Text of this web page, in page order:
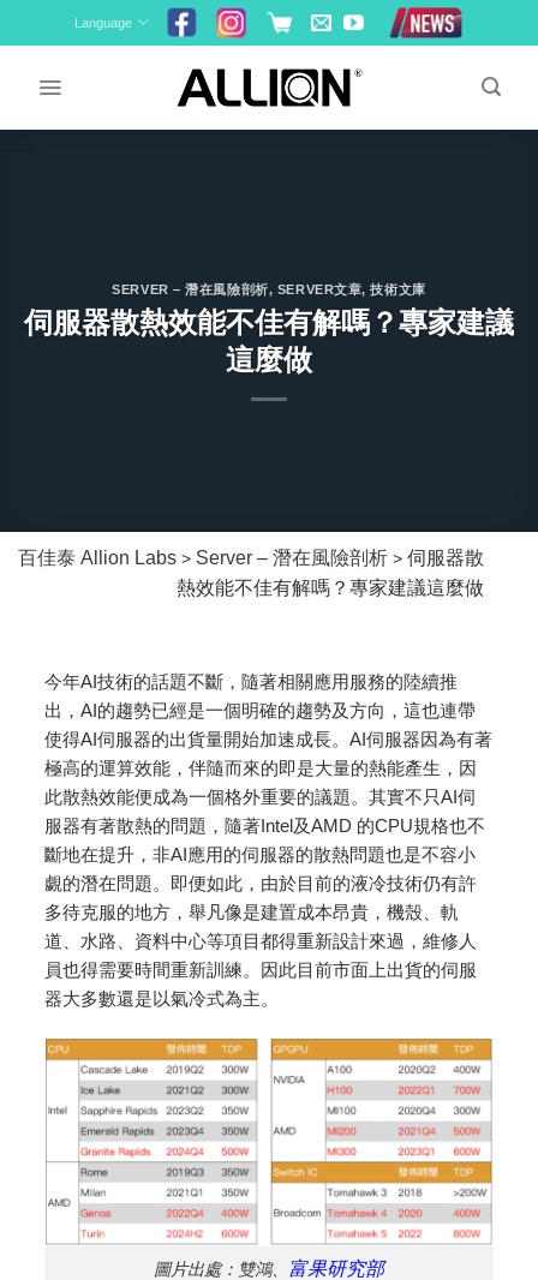
to
Language
SERVER – 潛在風險剖析, SERVER文章,技術文庫
伺服器散熱效能不佳有解嗎？專家建議
這麼做
百佳泰 Allion Labs > Server – 潛在風險剖析 >伺服器散
熱效能不佳有解嗎？專家建議這麼做
今年AI技術的話題不斷，隨著相關應用服務的陸續推
出，AI的趨勢已經是一個明確的趨勢及方向，這也連帶
使得AI伺服器的出貨量開始加速成長。AI伺服器因為有著
極高的運算效能，伴隨而來的即是大量的熱能產生，因
此散熱效能便成為一個格外重要的議題。其實不只AI伺
服器有著散熱的問題，隨著Intel及AMD 的CPU規格也不
斷地在提升，非AI應用的伺服器的散熱問題也是不容小
覷的潛在問題。即便如此，由於目前的液冷技術仍有許
多待克服的地方，舉凡像是建置成本昂貴，機殼、軌
道、水路、資料中心等項目都得重新設計來過，維修人
員也得需要時間重新訓練。因此目前市面上出貨的伺服
器大多數還是以氣冷式為主。
圖片出處：雙鴻、 富果研究部